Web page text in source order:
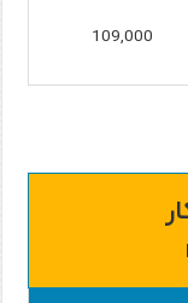
109,000